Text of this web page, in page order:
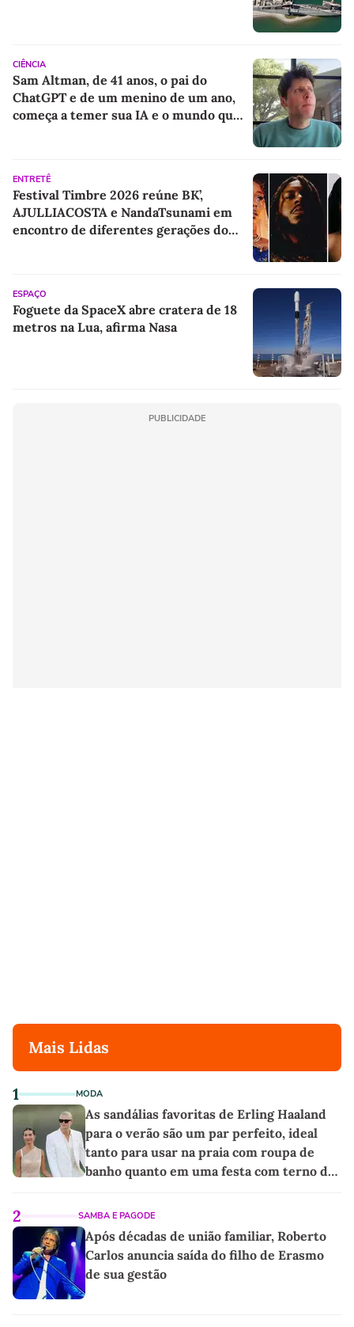
CIÊNCIA
Sam Altman, de 41 anos, o pai do
ChatGPT e de um menino de um ano,
começa a temer sua IA e o mundo que
ENTRETÊ
Festival Timbre 2026 reúne BK’,
AJULLIACOSTA e NandaTsunami em
encontro de diferentes gerações do
ESPAÇO
Foguete da SpaceX abre cratera de 18
metros na Lua, afirma Nasa
PUBLICIDADE
Mais Lidas
1 MODA
As sandálias favoritas de Erling Haaland
para o verão são um par perfeito, ideal
tanto para usar na praia com roupa de
banho quanto em uma festa com terno de
2 SAMBA E PAGODE
Após décadas de união familiar, Roberto
Carlos anuncia saída do filho de Erasmo
de sua gestão